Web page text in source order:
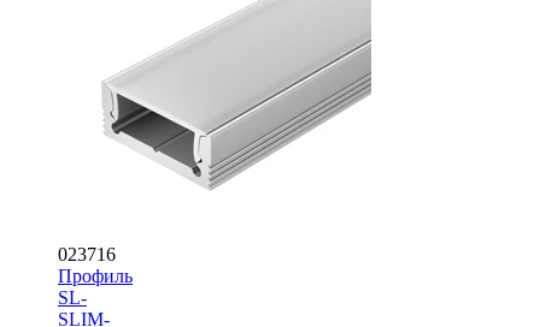
023716
Профиль
SL-
SLIM-